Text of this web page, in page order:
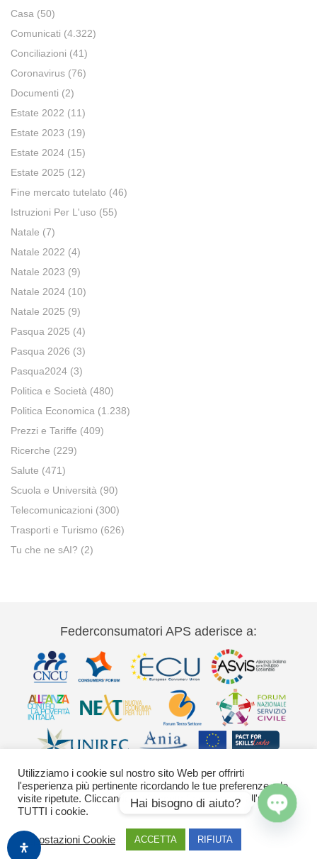
Casa (50)
Comunicati (4.322)
Conciliazioni (41)
Coronavirus (76)
Documenti (2)
Estate 2022 (11)
Estate 2023 (19)
Estate 2024 (15)
Estate 2025 (12)
Fine mercato tutelato (46)
Istruzioni Per L'uso (55)
Natale (7)
Natale 2022 (4)
Natale 2023 (9)
Natale 2024 (10)
Natale 2025 (9)
Pasqua 2025 (4)
Pasqua 2026 (3)
Pasqua2024 (3)
Politica e Società (480)
Politica Economica (1.238)
Prezzi e Tariffe (409)
Ricerche (229)
Salute (471)
Scuola e Università (90)
Telecomunicazioni (300)
Trasporti e Turismo (626)
Tu che ne sAI? (2)
Federconsumatori APS aderisce a:
Via Palestro 11 00185 Roma - tel 06
42020755-9 federconsumatori@federconsumatori.it Ufficio stampa tel: 06
42020755 ufficiostampa@federconsumatori.it -Cookies Policy
Utilizziamo i cookie sul nostro sito Web per offrirti
l'esperienza più pertinente ricordando le tue preferenze e le
visite ripetute. Cliccando su "Accetta" acconsenti all'uso di
TUTTI i cookie.
Impostazioni Cookie ACCETTA RIFIUTA
Hai bisogno di aiuto?